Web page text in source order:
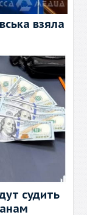
взяла
судить